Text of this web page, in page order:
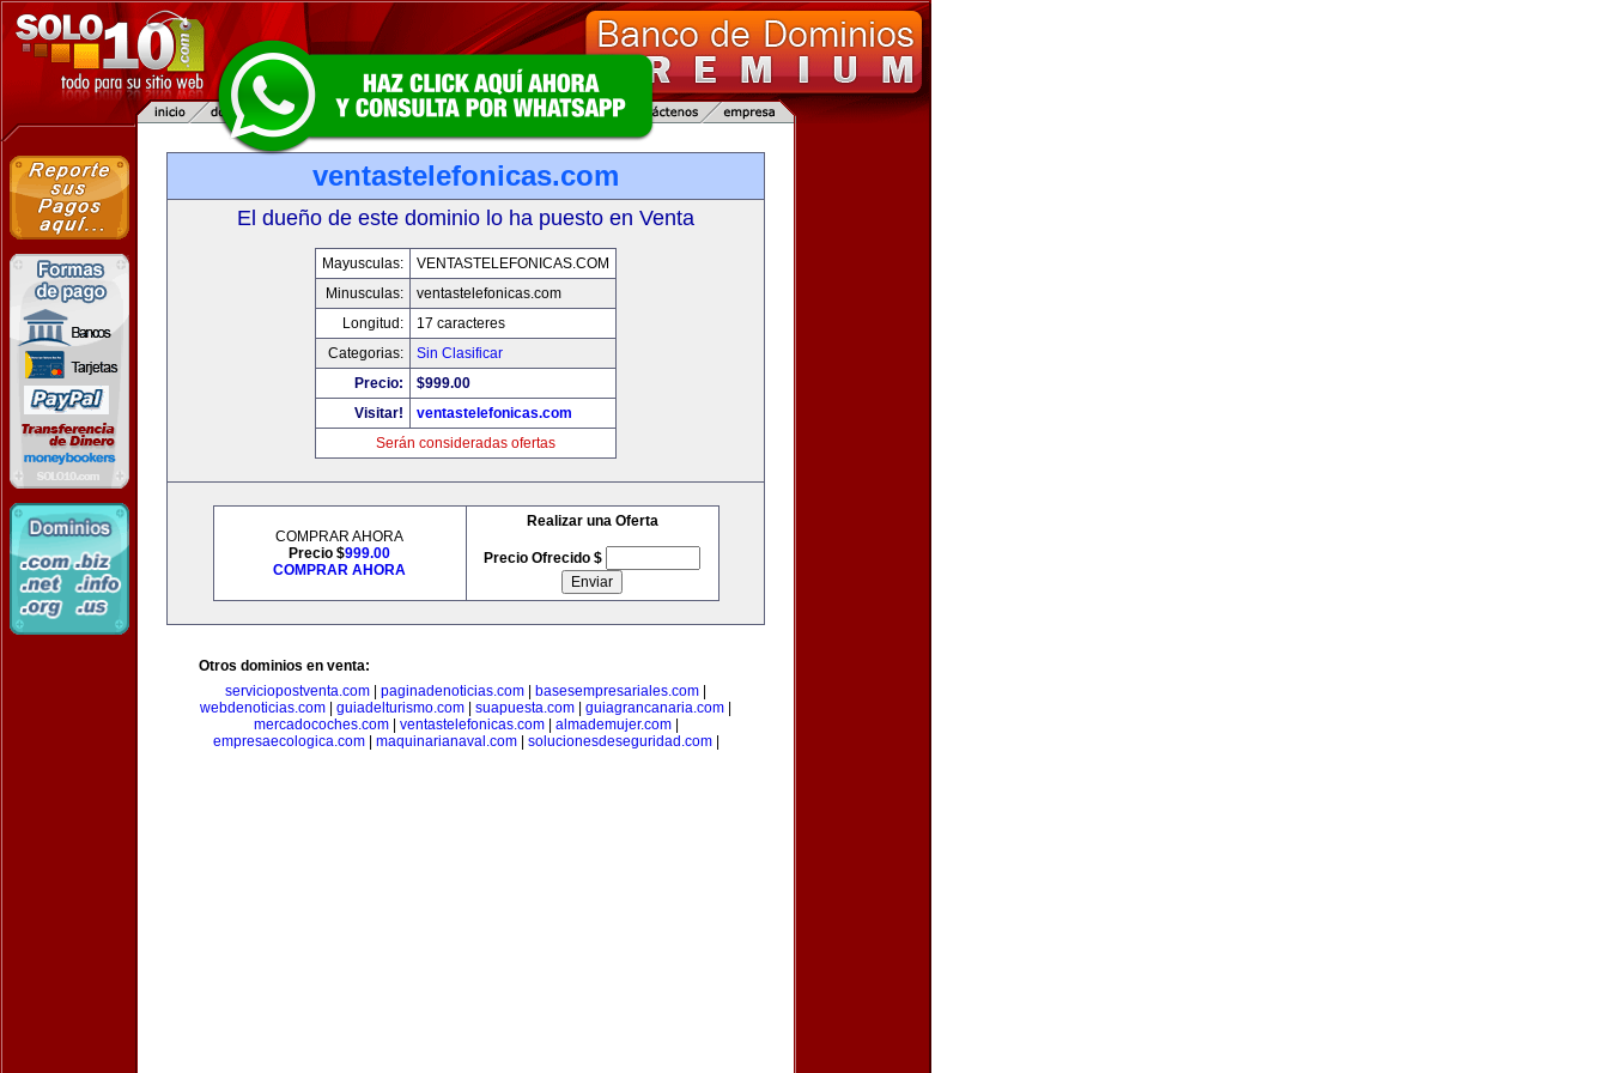
ventastelefonicas.com
El dueño de este dominio lo ha puesto en Venta
Mayusculas:
VENTASTELEFONICAS.COM
Minusculas:
ventastelefonicas.com
Longitud:
17 caracteres
Categorias:
Sin Clasificar
Precio:
$999.00
Visitar!
ventastelefonicas.com
Serán consideradas ofertas
COMPRAR AHORA
Precio $999.00
COMPRAR AHORA
Realizar una Oferta
Precio Ofrecido $
Otros dominios en venta:
serviciopostventa.com
paginadenoticias.com basesempresariales.com
webdenoticias.com
guiadelturismo.com suapuesta.com guiagrancanaria.com
mercadocoches.com| ventastelefonicas.com| almademujer.com|
empresaecologica.com| maquinarianaval.com| solucionesdeseguridad.com|